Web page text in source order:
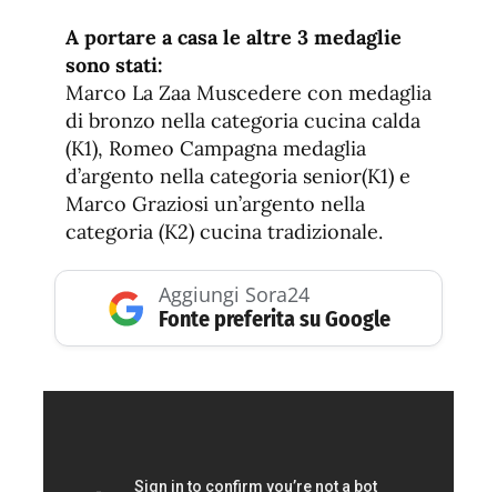
A portare a casa le altre 3 medaglie
sono stati:
Marco La Zaa Muscedere con medaglia
di bronzo nella categoria cucina calda
(K1), Romeo Campagna medaglia
d’argento nella categoria senior(K1) e
Marco Graziosi un’argento nella
categoria (K2) cucina tradizionale.
Aggiungi Sora24
Fonte preferita su Google